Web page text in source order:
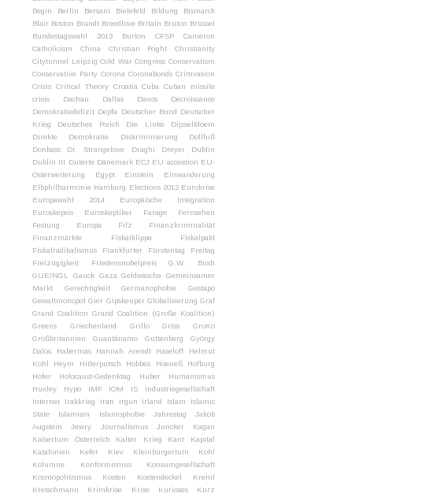
Begin
Berlin Bersani Bielefeld Bildung
Bismarck
Blair Boston Brandt Breedlove Britain Bruton Brüssel
Bundestagswahl 2013
Burton CFSP
Cameron
Catholicism
China Christian Right
Christianity
Citytunnel Leipzig Cold War Congress Conservatism
Conservative Party Corona Coronabonds Crimvasion
Crisis Critical Theory Croatia Cuba
Cuban missile
crisis
Dachau Dallas Davos
Decroissance
Demokratiedefizit Depfa Deutscher Bund Deutscher
Krieg
Deutsches Reich Die Linke
Dijsselbloem
Direkte Demokratie
Diskriminierung
Dollfuß
Donbass
Dr. Strangelove Draghi Dreyer
Dublin
Dublin III Duterte Dänemark ECJ EU accession EU-
Osterweiterung
Egypt Einstein
Einwanderung
Elbphilharmonie Hamburg Elections 2012 Eurokrise
Europawahl 2014
Europäische Integration
Euroskepsis
Euroskeptiker Farage
Fernsehen
Festung Europa
Filz
Finanzkriminalität
Finanzmärkte
Fiskalklippe
Fiskalpakt
Fiskalradikalismus
Frankfurter Fürstentag
Freitag
Freizügigkeit
Friedensnobelpreis
G.W. Bush
GUE/NGL
Gauck Gaza Geldwäsche Gemeinsamer
Markt
Gerechtigkeit Germanophobie
Gestapo
Gewaltmonopol Gier Gipskeuper Globalisierung Graf
Grand Coalition Grand Coalition (Große Koalition)
Greens
Griechenland Grillo Griss
GroKo
Großbritannien
Guantánamo Guttenberg
György
Dalos
Habermas Hannah Arendt Haseloff
Helmut
Kohl
Heym Hitlerputsch Hobbes Hoeneß
Hofburg
Hofer
Holocaust-Gedenktag Huber
Humanismus
Huxley
Hypo IMF IOM IS
Industriegesellschaft
Internet
Irakkrieg Iran Irgun Irland Islam
Islamic
State
Islamism Islamophobie Jahrestag
Jakob
Augstein
Jewry Journalismus Juncker
Kagan
Kaisertum Österreich
Kalter Krieg Kant
Kapital
Katalonien
Kefer Kiev Kleinbürgertum
Kohl
Kolumne
Konformismus
Konsumgesellschaft
Kosmopolitismus
Kosten Kostendeckel
Kreml
Kretschmann
Krimkrise Krise Kurioses
Kurz